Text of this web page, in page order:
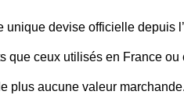
unique devise officielle depuis
que ceux utilisés en France
plus aucune valeur